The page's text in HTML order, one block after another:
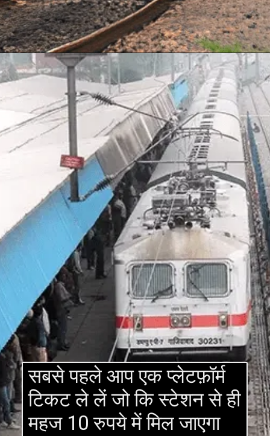
सबसे पहले आप एक प्लेटफ़ॉर्म
टिकट ले लें जो कि स्टेशन से ही
महज 10 रुपये में मिल जाएगा